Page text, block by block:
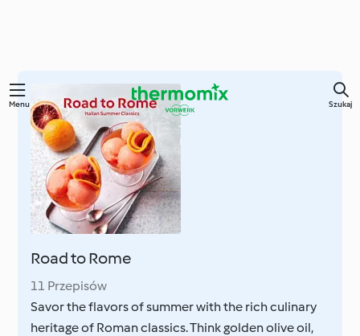
Przejdź
głównej
Menu Szukaj
Road to Rome
11 Przepisów
Savor the flavors of summer with the rich culinary
heritage of Roman classics. Think golden olive oil,